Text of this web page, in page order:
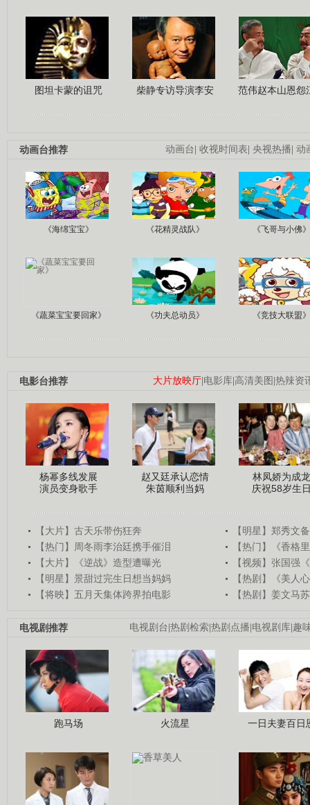
图坦卡蒙的诅咒 柴静专访导演李安 范伟赵本山恩怨
动画台| 收视时间表| 央视热播| 动
动画台推荐
《海绵宝宝》 《花精灵战队》 《飞哥与小佛》
《蔬菜宝宝要回家》 《功夫总动员》 《竞技大联盟》
大片放映厅|电影库|高清美图 |热辣资
电影台推荐
杨幂多线发展
演员变身歌手
赵又廷承认恋情
朱茵顺利当妈
林凤娇为成龙
庆祝58岁生
【大片】古天乐带伤狂奔
【明星】郑秀文
【热门】周冬雨李治廷携手催泪
【热门】《香格
【大片】《逆战》造型遭曝光
【视频】张国强
【明星】景甜过完生日想当妈妈
【热剧】《美人
【将映】五月天集体跨界拍电影
【热剧】姜文马
电视剧台|热剧检索|热剧点播|电视剧库|趣
电视剧推荐
跑马场 火流星 一日夫妻百日